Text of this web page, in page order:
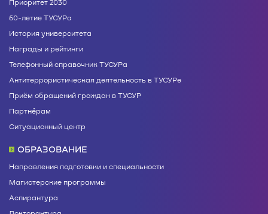
60-летие ТУСУРа
История университета
Награды и рейтинги
Телефонный справочник ТУСУРа
Антитеррористическая деятельность в ТУСУРе
Приём обращений граждан в ТУСУР
Партнёрам
Ситуационный центр
ОБРАЗОВАНИЕ
Направления подготовки и специальности
Магистерские программы
Аспирантура